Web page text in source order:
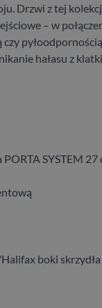
Drzwi z tej
– w
pyłoodpornością
hałasu z klatki
SYSTEM 27
boki skrzydła